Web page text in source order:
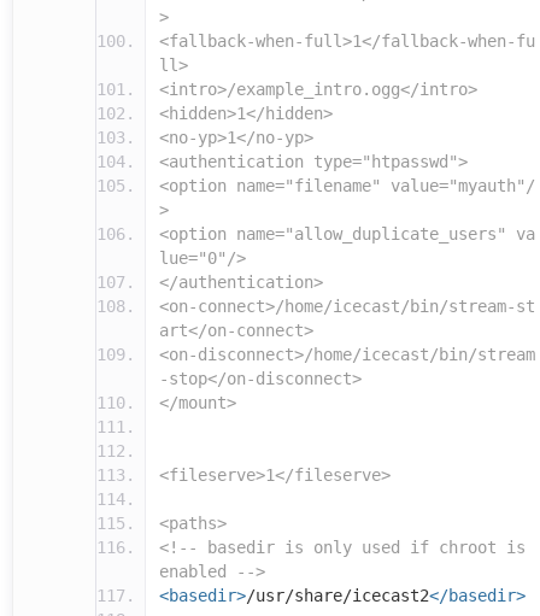
>
<fallback-when-full>1</fallback-when-fu
ll>
<intro>/example_intro.ogg</intro>
<hidden>1</hidden>
<no-yp>1</no-yp>
<authentication type="htpasswd">
<option name="filename" value="myauth"/
>
<option name="allow_duplicate_users" va
lue="0"/>
</authentication>
<on-connect>/home/icecast/bin/stream-st
art</on-connect>
<on-disconnect>/home/icecast/bin/stream
-stop</on-disconnect>
</mount>
<fileserve>1</fileserve>
<paths>
<!-- basedir is only used if chroot is
enabled -->
<basedir>/usr/share/icecast2</basedir>